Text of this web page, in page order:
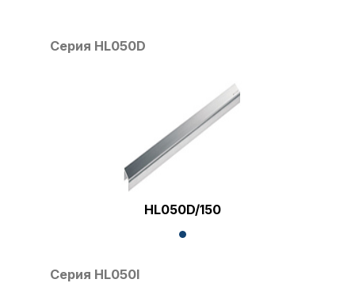
Серия HL050D
HL050D/150
Серия HL050I